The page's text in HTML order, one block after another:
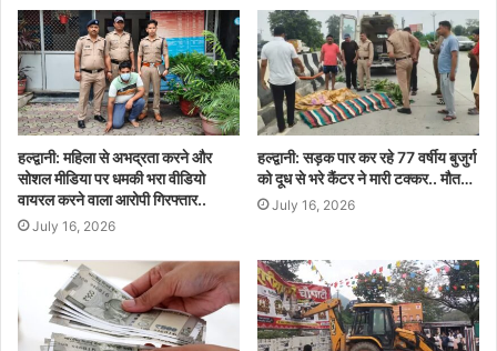
हल्द्वानी: महिला से अभद्रता करने और
सोशल मीडिया पर धमकी भरा वीडियो
वायरल करने वाला आरोपी गिरफ्तार..
July 16, 2026
हल्द्वानी: सड़क पार कर रहे 77 वर्षीय बुजुर्ग
को दूध से भरे कैंटर ने मारी टक्कर.. मौत…
July 16, 2026